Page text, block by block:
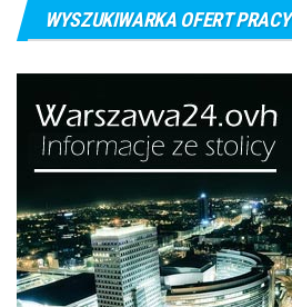
WYSZUKIWARKA OFERT PRACY